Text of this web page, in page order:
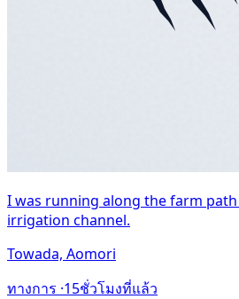
I was running along the farm
irrigation channel.
Towada, Aomori
ทางการ ·15ชั่วโมงที่แล้ว